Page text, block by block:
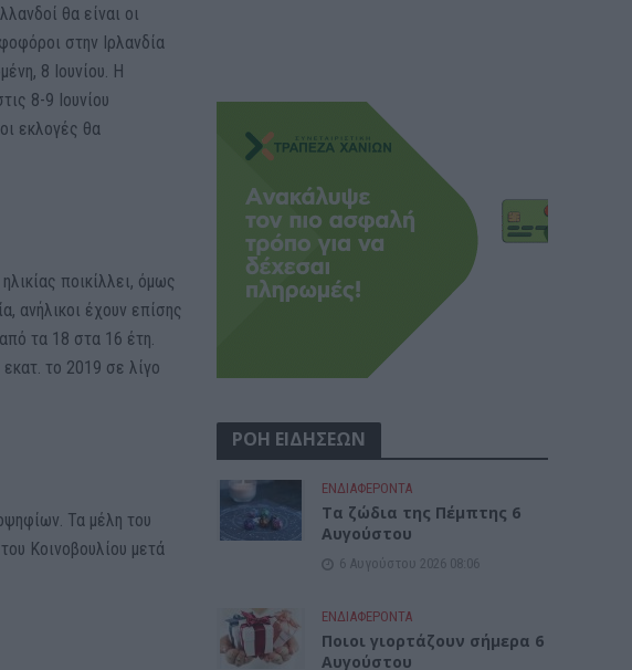
θα είναι οι
στην Ιρλανδία
8 Ιουνίου. Η
8-9 Ιουνίου
εκλογές θα
ποικίλλει, όμως
ανήλικοι έχουν επίσης
τα 18 στα 16 έτη.
το 2019 σε λίγο
Τα μέλη του
Κοινοβουλίου μετά
ΡΟΗ ΕΙΔΗΣΕΩΝ
ΕΝΔΙΑΦΕΡΟΝΤΑ
Tα ζώδια της Πέμπτης 6
Αυγούστου
6 Αυγούστου 2026 08:06
ΕΝΔΙΑΦΕΡΟΝΤΑ
Ποιοι γιορτάζουν σήμερα 6
Αυγούστου